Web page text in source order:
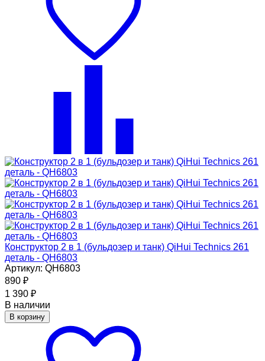
Конструктор 2 в 1 (бульдозер и танк) QiHui Technics 261
деталь - QH6803
Артикул: QH6803
890 ₽
1 390 ₽
В наличии
В корзину